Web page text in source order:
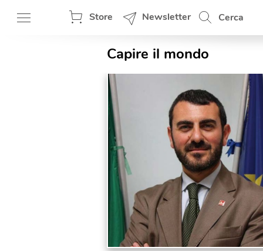
Store Newsletter Cerca
Capire il mondo